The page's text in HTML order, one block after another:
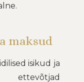
maksud
isikud ja